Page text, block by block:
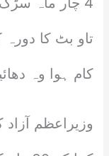
تاو بٹ کا دورہ
کام ہوا وہ
وزیراعظم